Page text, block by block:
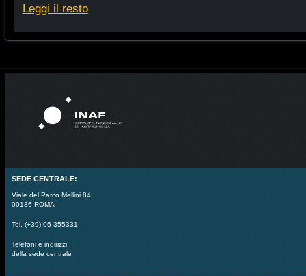
Leggi il resto
SEDE CENTRALE:
Viale del Parco Mellini 84
00136 ROMA
Tel. (+39) 06 355331
Telefoni e indirizzi
della sede centrale